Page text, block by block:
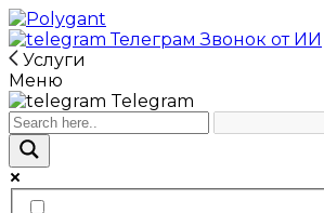
ТелеграмЗвонок от ИИ
Услуги
Меню
Telegram